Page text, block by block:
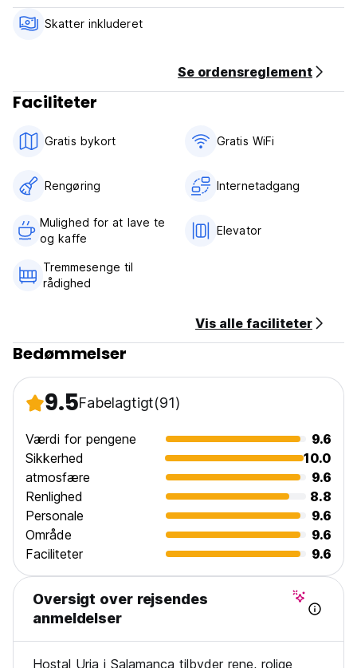
Skatter inkluderet
Se ordensreglement
Faciliteter
Gratis bykort Gratis WiFi
Rengøring Internetadgang
Mulighed for at lave te
og kaffe
Elevator
Tremmesenge til
rådighed
Vis alle faciliteter
Bedømmelser
9.5Fabelagtigt(91)
Værdi for pengene
9.6
Sikkerhed
10.0
atmosfære
9.6
Renlighed
8.8
Personale
9.6
Område
9.6
Faciliteter
9.6
Oversigt over rejsendes
anmeldelser
Hostal Uria i Salamanca tilbyder rene, rolige